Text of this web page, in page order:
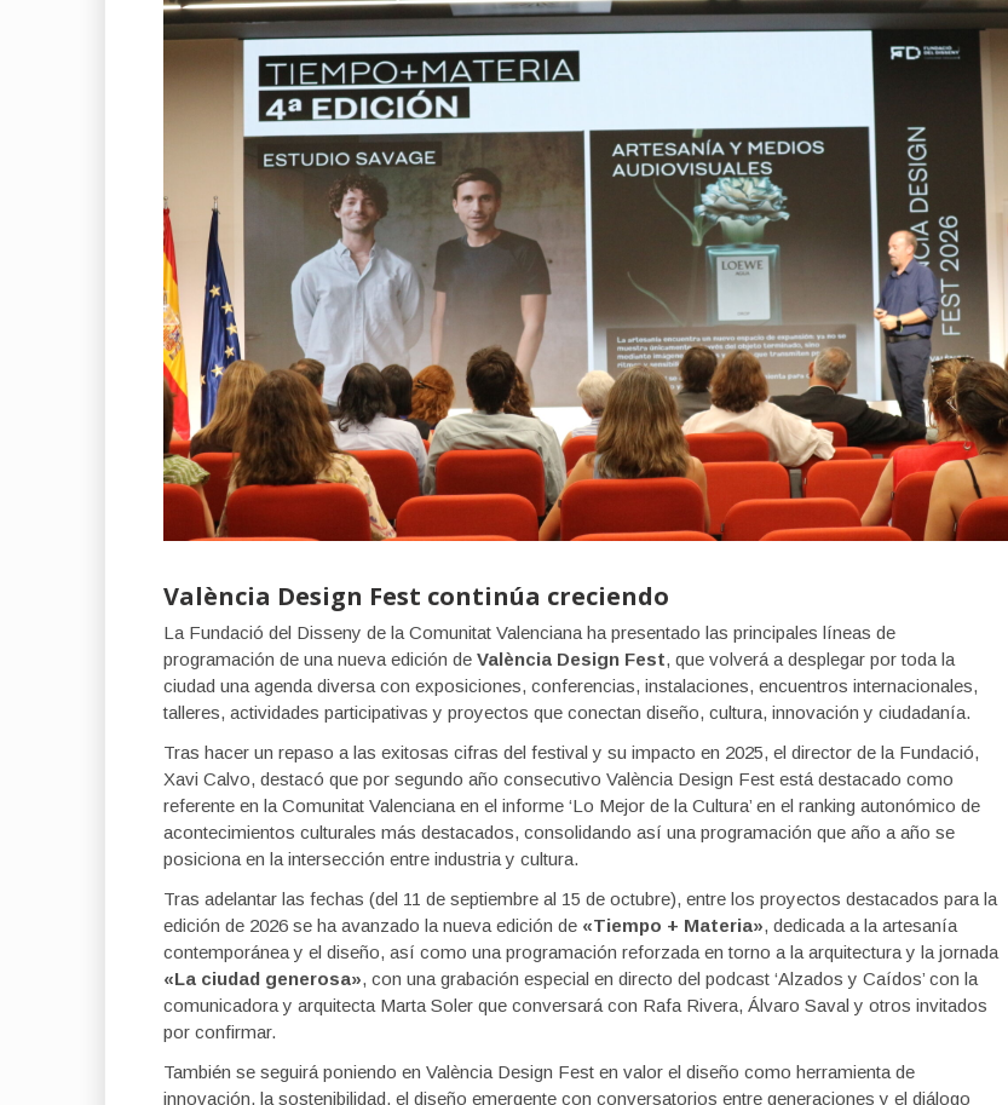
València Design Fest continúa creciendo
La Fundació del Disseny de la Comunitat Valenciana ha presentado las principales líneas de
programación de una nueva edición de València Design Fest, que volverá a desplegar por toda la
ciudad una agenda diversa con exposiciones, conferencias, instalaciones, encuentros internacionales,
talleres, actividades participativas y proyectos que conectan diseño, cultura, innovación y ciudadanía.
Tras hacer un repaso a las exitosas cifras del festival y su impacto en 2025, el director de la Fundació,
Xavi Calvo, destacó que por segundo año consecutivo València Design Fest está destacado como
referente en la Comunitat Valenciana en el informe ‘Lo Mejor de la Cultura’ en el ranking autonómico de
acontecimientos culturales más destacados, consolidando así una programación que año a año se
posiciona en la intersección entre industria y cultura.
Tras adelantar las fechas (del 11 de septiembre al 15 de octubre), entre los proyectos destacados para la
edición de 2026 se ha avanzado la nueva edición de «Tiempo + Materia», dedicada a la artesanía
contemporánea y el diseño, así como una programación reforzada en torno a la arquitectura y la jornada
«La ciudad generosa», con una grabación especial en directo del podcast ‘Alzados y Caídos’ con la
comunicadora y arquitecta Marta Soler que conversará con Rafa Rivera, Álvaro Saval y otros invitados
por confirmar.
También se seguirá poniendo en València Design Fest en valor el diseño como herramienta de
innovación, la sostenibilidad, el diseño emergente con conversatorios entre generaciones y el diálogo